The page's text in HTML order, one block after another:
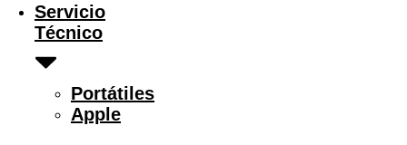
Servicio
Técnico
Portátiles
Apple